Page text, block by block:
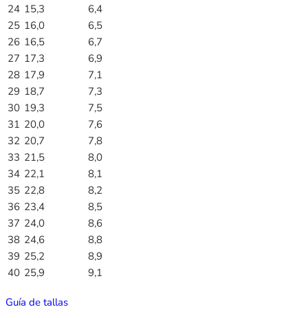
24 15,3
6,4
25 16,0
6,5
26 16,5
6,7
27 17,3
6,9
28 17,9
7,1
29 18,7
7,3
30 19,3
7,5
31 20,0
7,6
32 20,7
7,8
33 21,5
8,0
34 22,1
8,1
35 22,8
8,2
36 23,4
8,5
37 24,0
8,6
38 24,6
8,8
39 25,2
8,9
40 25,9 9,1
Guía de tallas